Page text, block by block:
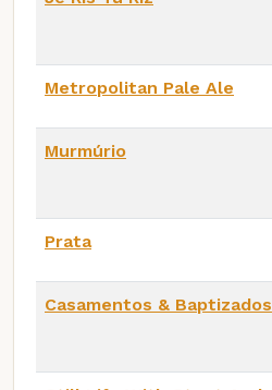
Metropolitan Pale Ale
Murmúrio
Prata
Casamentos & Baptizados